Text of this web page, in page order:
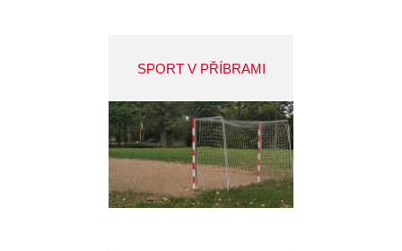
SPORT V PŘÍBRAMI